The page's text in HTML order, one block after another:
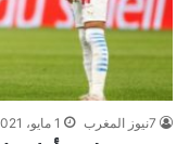
7نيوز المغرب 1 مايو، 2021